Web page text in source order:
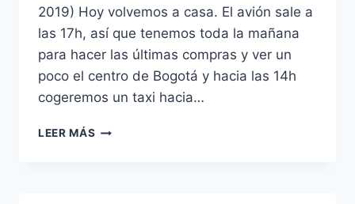
2019) Hoy volvemos a casa. El avión sale a
las 17h, así que tenemos toda la mañana
para hacer las últimas compras y ver un
poco el centro de Bogotá y hacia las 14h
cogeremos un taxi hacia…
LEER MÁS CENTRO